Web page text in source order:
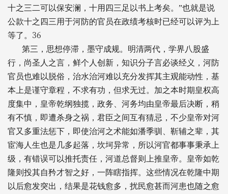
十之三二可以保安澜，十用四三足以书上考矣。”也就是说
公款十之四三用于河防的官员在政绩考核时已经可以评为上
等了。 36
第三，思想停滞，墨守成规。明清两代，学界八股盛
行，尚圣人之言，鲜个人创新，知识分子言必谈经义，河防
官员也难以脱俗，治水治河难以充分发挥其主观能动性，基
本上是谨守章程，不求有功，但求无过。加之本时期皇权高
度集中，皇帝乾纲独揽，政务、河务均由皇帝最后决断，稍
有不慎，即遭杀身之祸，君臣之间互有猜忌，不少皇帝对河
官又多重法惩下，即使治河之术能如潘季驯、靳辅之辈，其
宦海人生也是几多起落，坎坷异常，所以河官都事事秉承上
级，有错误可以推托责任，河道总督则上推皇帝。皇帝如乾
隆则投其自矜才智之好，一阵瞎指挥。这些情况在乾隆中期
以后愈发突出，结果是花钱愈多，扰民愈甚而河患也随之愈